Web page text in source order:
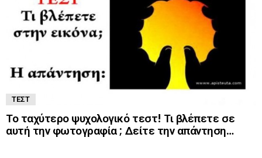
ΤΕΣΤ
Το ταχύτερο ψυχολογικό τεστ! Τι βλέπετε σε
αυτή την φωτογραφία ; Δείτε την απάντηση…